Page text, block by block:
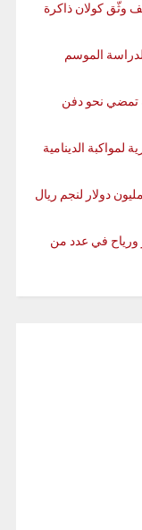
التقليدية في مراكش/7.. كيف وثّق كولان ذاكرة
للدراسة الموسم
تمضي نحو دفن
لمواكبة الدينامية
أغلى 10 لاعبين أفارقة عبر التاريخ … 144 مليون دولار لنجم ريال
ورياح في عدد من